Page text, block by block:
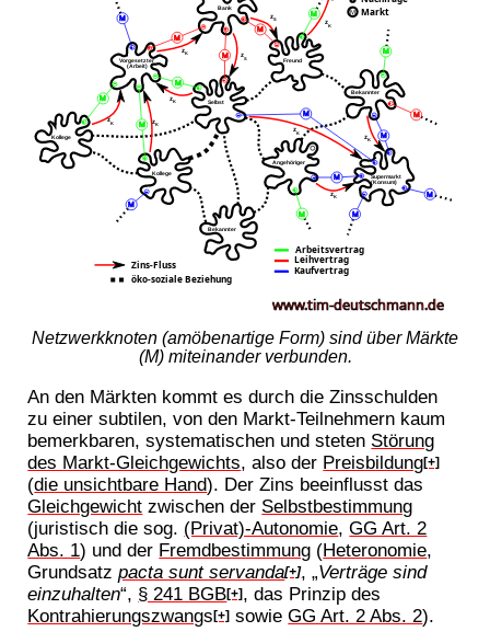
Netzwerkknoten (amöbenartige Form) sind über Märkte
(M) miteinander verbunden.
An den Märkten kommt es durch die Zinsschulden
zu einer subtilen, von den Markt-Teilnehmern kaum
bemerkbaren, systematischen und steten Störung
des Markt-Gleichgewichts, also der Preisbildung[+]
(die unsichtbare Hand). Der Zins beeinflusst das
Gleichgewicht zwischen der Selbstbestimmung
(juristisch die sog. (Privat)-Autonomie,GG Art. 2
Abs. 1) und der Fremdbestimmung (Heteronomie,
Grundsatzpacta sunt servanda[+], „Verträge sind
einzuhalten“, § 241 BGB[+], das Prinzip des
Kontrahierungszwangs[+] sowieGG Art. 2 Abs. 2).